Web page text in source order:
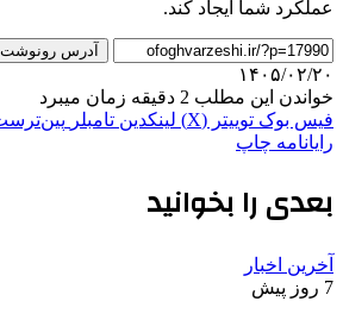
عملکرد شما ایجاد کند.
آدرس رونوشت
۱۴۰۵/۰۲/۲۰
خواندن این مطلب 2 دقیقه زمان میبرد
فیس بوک توییتر (X) لینکدین ‫تامبلر
رایانامه چاپ
بعدی را بخوانید
آخرین اخبار
7 روز پیش